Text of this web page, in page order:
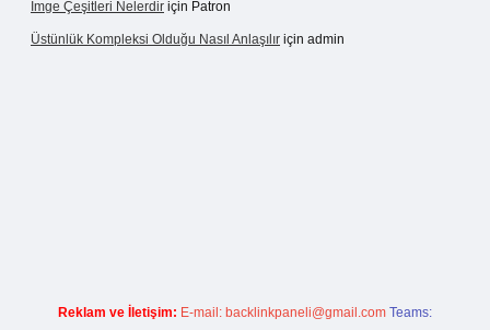
Imge Çeşitleri Nelerdir için Patron
Üstünlük Kompleksi Olduğu Nasıl Anlaşılır için admin
Reklam ve İletişim: E-mail: backlinkpaneli@gmail.com Teams: